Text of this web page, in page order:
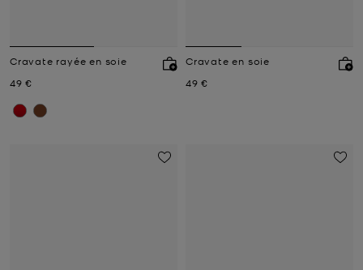
Cravate rayée en soie
Prix actuel
49 €
Cravate en soie
Prix actuel
49 €